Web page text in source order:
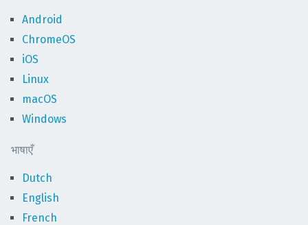
Android
ChromeOS
iOS
Linux
macOS
Windows
भाषाएँ
Dutch
English
French